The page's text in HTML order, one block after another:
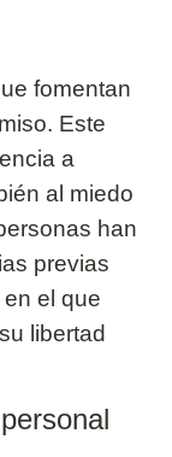
fomentan
Este
a
al miedo
han
previas
el que
libertad